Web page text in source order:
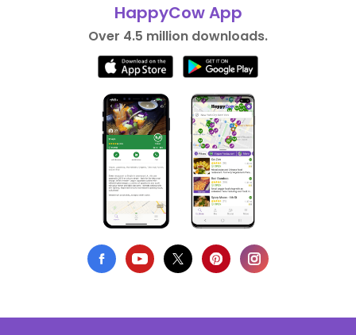
HappyCow App
Over 4.5 million downloads.